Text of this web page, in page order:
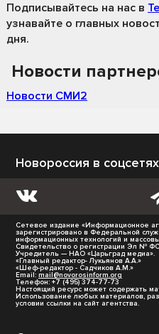
Подписывайтесь на нас в
узнавайте о главных
дня.
Новости
Новости СМИ2
Новороссия в
Сетевое издание «Информационное
зарегистрировано в Федеральной
информационных технологий и
Свидетельство о регистрации Эл №
Учредитель — НАО «Царьград медиа».
«Главный редактор- Лукьянов А.А.»
«Шеф-редактор - Садчиков А.М.»
Email: mail@novorosinform.org
Телефон: +7 (495) 374-77-73
Настоящий ресурс может содержать
Использование любых материалов,
условии ссылки на сайт агентства.